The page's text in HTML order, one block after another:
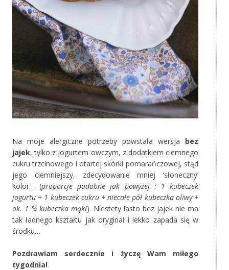
Na moje alergiczne potrzeby powstała wersja bez
jajek, tylko z jogurtem owczym, z dodatkiem ciemnego
cukru trzcinowego i otartej skórki pomarańczowej, stąd
jego ciemniejszy, zdecydowanie mniej ‘słoneczny’
kolor… (proporcje podobne jak powyżej : 1 kubeczek
jogurtu + 1 kubeczek cukru + niecałe pół kubeczka oliwy +
ok. 1 ¾ kubeczka mąki). Niestety iasto bez jajek nie ma
tak ładnego kształtu jak oryginał i lekko zapada się w
środku…
Pozdrawiam serdecznie i życzę Wam miłego
tygodnia!